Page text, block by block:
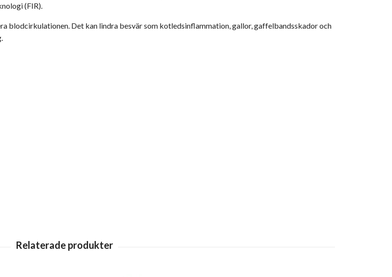
(FIR).
blodcirkulationen. Det kan lindra besvär som kotledsinflammation, gallor, gaffelbandsskador och